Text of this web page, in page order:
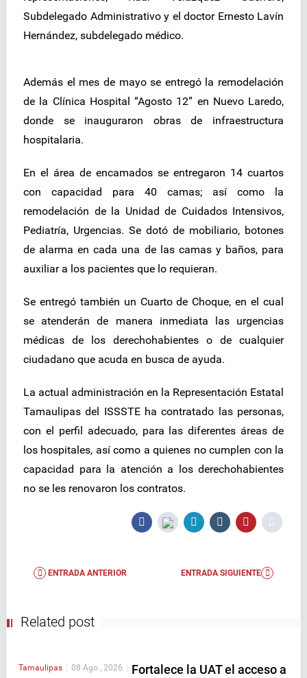
Subdelegado Administrativo y el doctor Ernesto Lavín
Hernández, subdelegado médico.
Además el mes de mayo se entregó la remodelación
de la Clínica Hospital “Agosto 12” en Nuevo Laredo,
donde se inauguraron obras de infraestructura
hospitalaria.
En el área de encamados se entregaron 14 cuartos
con capacidad para 40 camas; así como la
remodelación de la Unidad de Cuidados Intensivos,
Pediatría, Urgencias. Se dotó de mobiliario, botones
de alarma en cada una de las camas y baños, para
auxiliar a los pacientes que lo requieran.
Se entregó también un Cuarto de Choque, en el cual
se atenderán de manera inmediata las urgencias
médicas de los derechohabientes o de cualquier
ciudadano que acuda en busca de ayuda.
La actual administración en la Representación Estatal
Tamaulipas del ISSSTE ha contratado las personas,
con el perfil adecuado, para las diferentes áreas de
los hospitales, así como a quienes no cumplen con la
capacidad para la atención a los derechohabientes
no se les renovaron los contratos.
ENTRADA ANTERIOR ENTRADA SIGUIENTE
Related post
Tamaulipas 08 Ago , 2026
Fortalece la UAT el acceso a